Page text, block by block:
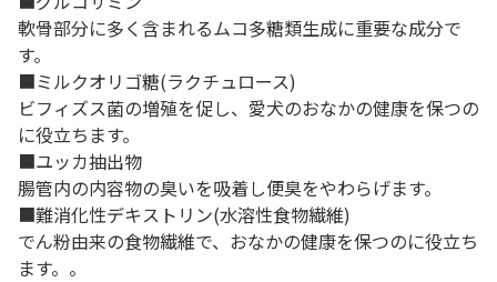
軟骨部分に多く含まれるムコ多糖類生成に重要な成分で
す。
■ミルクオリゴ糖(ラクチュロース)
ビフィズス菌の増殖を促し、愛犬のおなかの健康を保つの
に役立ちます。
■ユッカ抽出物
腸管内の内容物の臭いを吸着し便臭をやわらげます。
■難消化性デキストリン(水溶性食物繊維)
でん粉由来の食物繊維で、おなかの健康を保つのに役立ち
ます。。